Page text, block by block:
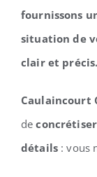
fournissons
situation de
clair et précis.
Caulaincourt
de
détails : vous